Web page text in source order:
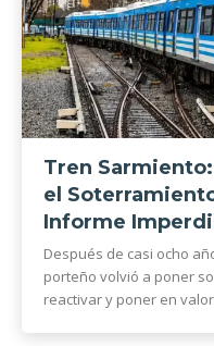
Tren
el
Informe
Después de casi ocho
porteño volvió a poner
reactivar y poner en